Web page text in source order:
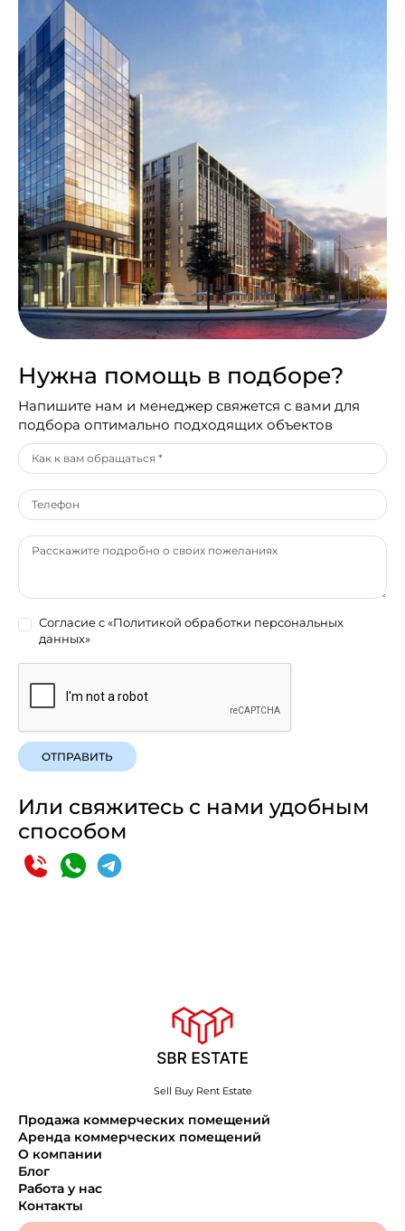
Нужна помощь в подборе?
Напишите нам и менеджер свяжется с вами для
подбора оптимально подходящих объектов
Согласие с«Политикой обработки персональных
данных»
ОТПРАВИТЬ
Или свяжитесь с нами удобным
способом
Sell Buy Rent Estate
Продажа коммерческих помещений
Аренда коммерческих помещений
О компании
Блог
Работа у нас
Контакты